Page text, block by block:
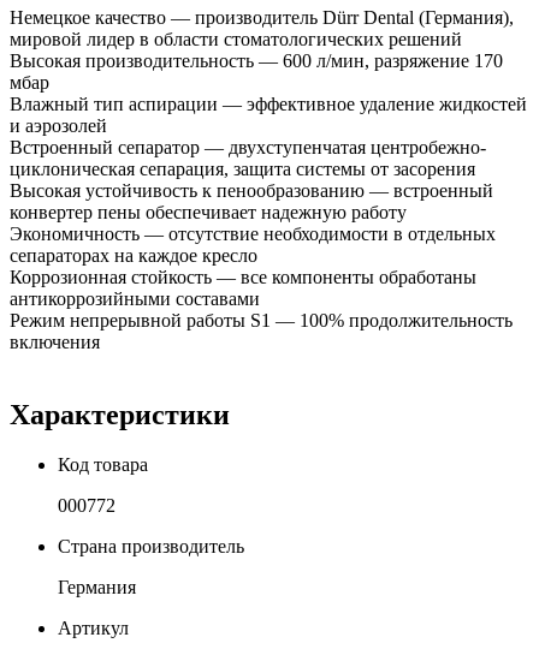
Немецкое качество — производитель Dürr Dental (Германия),
мировой лидер в области стоматологических решений
Высокая производительность — 600 л/мин, разряжение 170
мбар
Влажный тип аспирации — эффективное удаление жидкостей
и аэрозолей
Встроенный сепаратор — двухступенчатая центробежно-
циклоническая сепарация, защита системы от засорения
Высокая устойчивость к пенообразованию — встроенный
конвертер пены обеспечивает надежную работу
Экономичность — отсутствие необходимости в отдельных
сепараторах на каждое кресло
Коррозионная стойкость — все компоненты обработаны
антикоррозийными составами
Режим непрерывной работы S1 — 100% продолжительность
включения
Характеристики
Код товара
000772
Страна производитель
Германия
Артикул